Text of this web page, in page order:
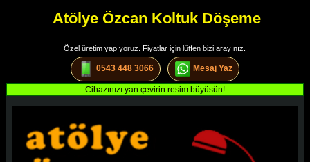
Atölye Özcan Koltuk Döşeme
Özel üretim yapıyoruz. Fiyatlar için lütfen bizi arayınız.
0543 448 3066 Mesaj Yaz
Cihazınızı yan çevirin resim büyüsün!